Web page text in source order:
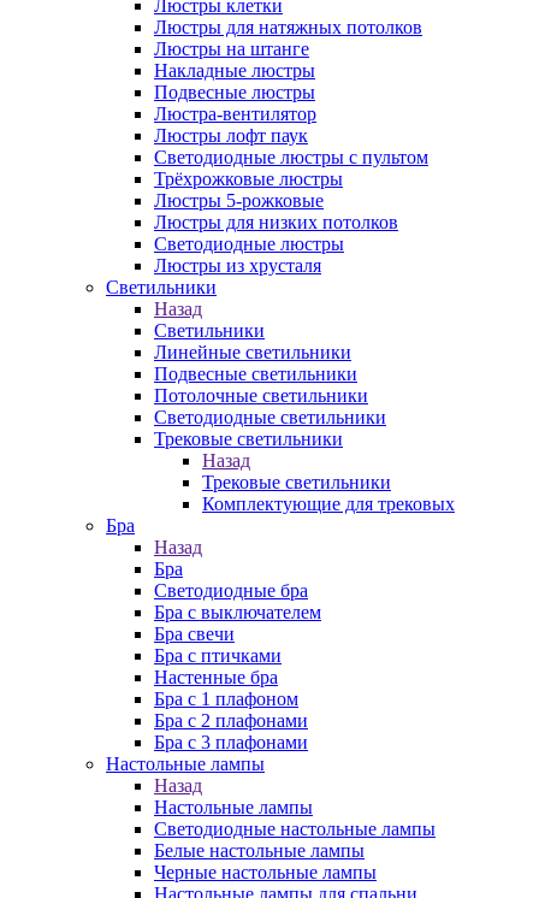
Люстры клетки
Люстры для натяжных потолков
Люстры на штанге
Накладные люстры
Подвесные люстры
Люстра-вентилятор
Люстры лофт паук
Светодиодные люстры с пультом
Трёхрожковые люстры
Люстры 5-рожковые
Люстры для низких потолков
Cветодиодные люстры
Люстры из хрусталя
Светильники
Назад
Светильники
Линейные светильники
Подвесные светильники
Потолочные светильники
Светодиодные светильники
Трековые светильники
Назад
Трековые светильники
Комплектующие для трековых
Бра
Назад
Бра
Светодиодные бра
Бра с выключателем
Бра свечи
Бра с птичками
Настенные бра
Бра с 1 плафоном
Бра с 2 плафонами
Бра с 3 плафонами
Настольные лампы
Назад
Настольные лампы
Светодиодные настольные лампы
Белые настольные лампы
Черные настольные лампы
Настольные лампы для спальни